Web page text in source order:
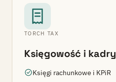
TORCH TAX
Księgowość i kadry
Księgi rachunkowe i KPiR